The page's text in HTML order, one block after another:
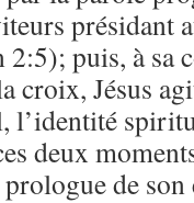
présidant
puis, à sa
croix, Jésus
l’identité
deux
de